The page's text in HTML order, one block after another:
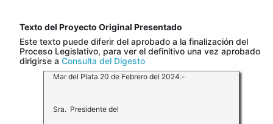
Texto del Proyecto Original Presentado
Este texto puede diferir del aprobado a la finalización del
Proceso Legislativo, para ver el definitivo una vez aprobado
dirigirse a Consulta del Digesto
Mar del Plata 20 de Febrero del 2024.-
Sra. Presidente del